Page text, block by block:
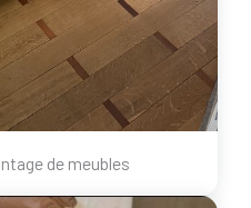
de meubles